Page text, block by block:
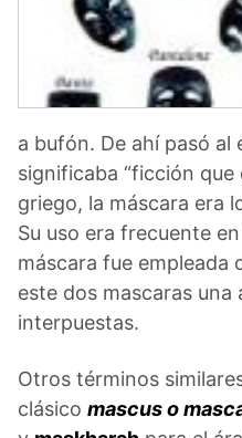
a bufón. De ahí pasó al
significaba “ficción que
griego, la máscara era
Su uso era frecuente
máscara fue empleada
este dos mascaras
interpuestas.
Otros términos
clásico mascus o